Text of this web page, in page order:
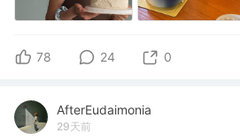
78 24 0
AfterEudaimonia
29天前